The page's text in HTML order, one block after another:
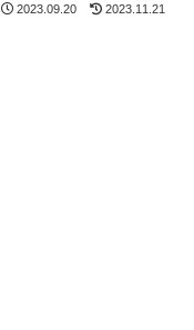
2023.09.20 2023.11.21